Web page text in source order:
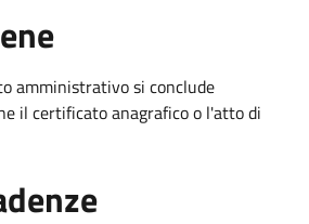
amministrativo si conclude
il certificato anagrafico o l'atto di